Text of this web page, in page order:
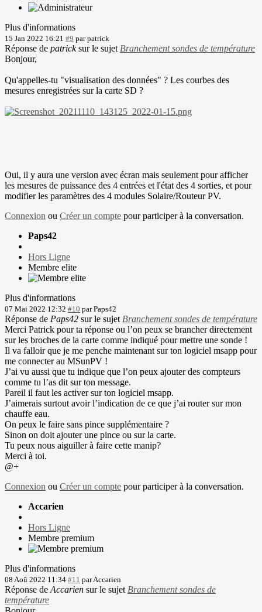
Plus d'informations
15 Jan 2022 16:21 #9 parpatrick
Réponse de patricksur le sujet Branchement sondes de température
Bonjour,
Qu'appelles-tu "visualisation des données" ? Les courbes des
mesures enregistrées sur la carte SD ?
Oui, il y aura une version avec écran mais seulement pour afficher
les mesures de puissance des 4 entrées et l'état des 4 sorties, et pour
modifier les paramètres des 4 modules Solaire/Routeur PV.
Connexion ou Créer un compte pour participer à la conversation.
Paps42
Hors Ligne
Membre elite
Plus d'informations
07 Mai 2022 12:32 #10 parPaps42
Réponse de Paps42 sur le sujet Branchement sondes de température
Merci Patrick pour ta réponse ou l’on peux se brancher directement
sur les broches de la carte comme indiqué pour mettre une sonde !
Il va falloir que je me penche maintenant sur ton logiciel msapp pour
me connecter au MSunPV !
J’ai vu aussi que tu indique que l’on peux ajouter des compteurs
comme tu l’as dit sur ton message.
Pareil il faut les activer sur ton logiciel msapp.
J’aimerais surtout avoir l’indication de ce que j’ai router sur mon
chauffe eau.
On peux le faire sans pince supplémentaire ?
Sinon on doit ajouter une pince ou sur la carte.
Tu peux nous aiguiller à faire cette manip?
Merci à toi.
@+
Connexion ou Créer un compte pour participer à la conversation.
Accarien
Hors Ligne
Membre premium
Plus d'informations
08 Aoû 2022 11:34 #11 parAccarien
Réponse de Accarien sur le sujet Branchement sondes de
température